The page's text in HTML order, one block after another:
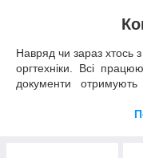
Навряд чи зараз хтось
оргтехніки. Всі
документи
Зараз мало
пристрій) або копіра.